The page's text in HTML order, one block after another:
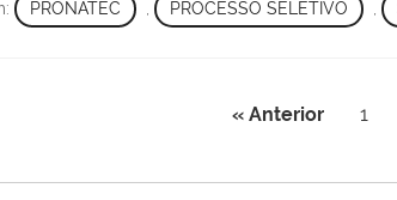
PRONATEC , PROCESSO SELETIVO ,
« Anterior 1